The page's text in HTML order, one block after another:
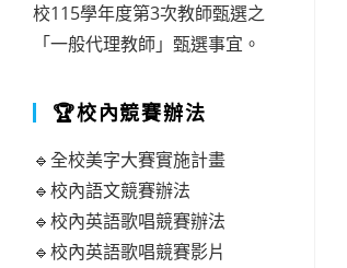
校115學年度第3次教師甄選之
「一般代理教師」甄選事宜。
🏆校內競賽辦法
🔹全校美字大賽實施計畫
🔹校內語文競賽辦法
🔹校內英語歌唱競賽辦法
🔹校內英語歌唱競賽影片